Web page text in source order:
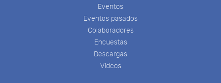
Eventos
Eventos pasados
Colaboradores
Encuestas
Descargas
Videos